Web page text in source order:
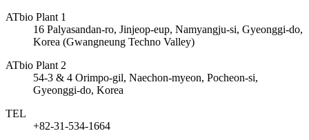
ATbio Plant 1
16 Palyasandan-ro, Jinjeop-eup, Namyangju-si, Gyeonggi-do,
Korea (Gwangneung Techno Valley)
ATbio Plant 2
54-3 & 4 Orimpo-gil, Naechon-myeon, Pocheon-si,
Gyeonggi-do, Korea
TEL
+82-31-534-1664